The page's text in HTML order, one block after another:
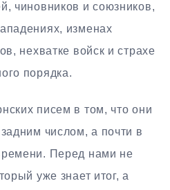
чиновников и союзников,
изменах
нехватке войск и страхе
порядка.
писем в том, что они
числом, а почти в
Перед нами не
уже знает итог, а